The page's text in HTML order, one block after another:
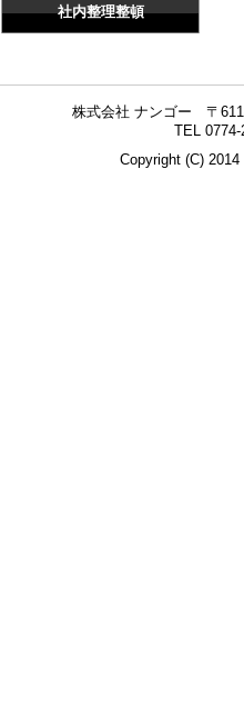
社内整理整頓
株式会社 ナンゴー 〒
TEL
Copyright (C)